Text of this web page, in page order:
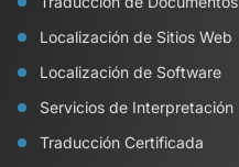
Localización de Sitios Web
Localización de Software
Servicios de Interpretación
Traducción Certificada